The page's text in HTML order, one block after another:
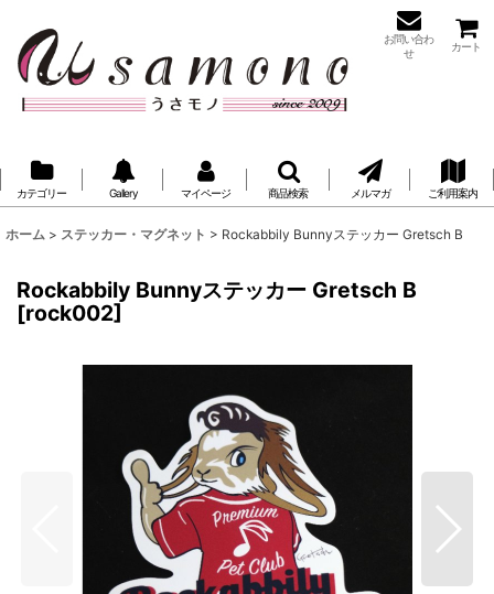
お問い合わ
せ
カート
カテゴリー Gallery マイページ 商品検索 メルマガ ご利用案内
ホーム > ステッカー・マグネット > Rockabbily Bunnyステッカー Gretsch B
Rockabbily Bunnyステッカー Gretsch B
[rock002]